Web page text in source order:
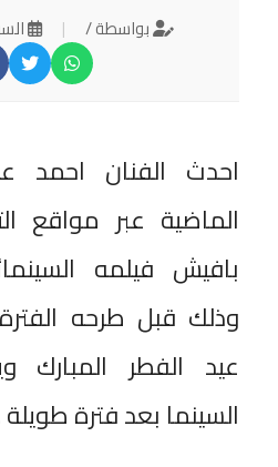
بواسطة / | السبت،
احدث الفنان احمد
الماضية عبر مواقع
بافيش فيلمه
وذلك قبل طرحه
عيد الفطر
السينما بعد فترة طويلة